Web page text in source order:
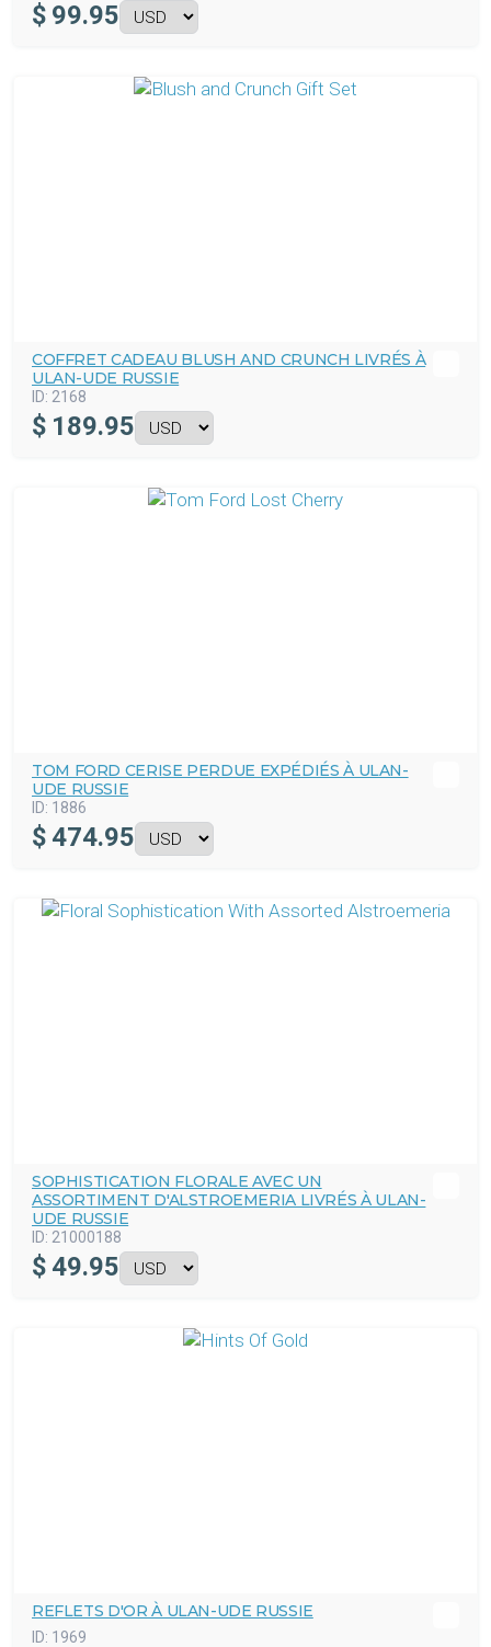
$ 99.95
COFFRET CADEAU BLUSH AND CRUNCH LIVRÉS À
ULAN-UDE RUSSIE
ID: 2168
$ 189.95
TOM FORD CERISE PERDUE EXPÉDIÉS À ULAN-
UDE RUSSIE
ID: 1886
$ 474.95
SOPHISTICATION FLORALE AVEC UN
ASSORTIMENT D'ALSTROEMERIA LIVRÉS À ULAN-
UDE RUSSIE
ID: 21000188
$ 49.95
REFLETS D'OR À ULAN-UDE RUSSIE
ID: 1969